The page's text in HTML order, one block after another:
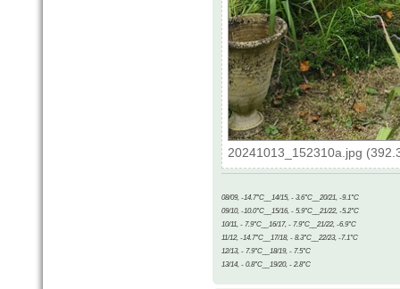
20241013_152310a.jpg
08/09, -14.7°C__14/15, - 3.6°C__20/21, -9.1°C
09/10, -10.0°C__15/16, - 5.9°C__21/22, -5.2°C
10/11, - 7.9°C__16/17, - 7.9°C__21/22, -6.9°C
11/12, -14.7°C__17/18, - 8.3°C__22/23, -7.1°C
12/13, - 7.9°C__18/19, - 7.5°C
13/14, - 0.8°C__19/20, - 2.8°C